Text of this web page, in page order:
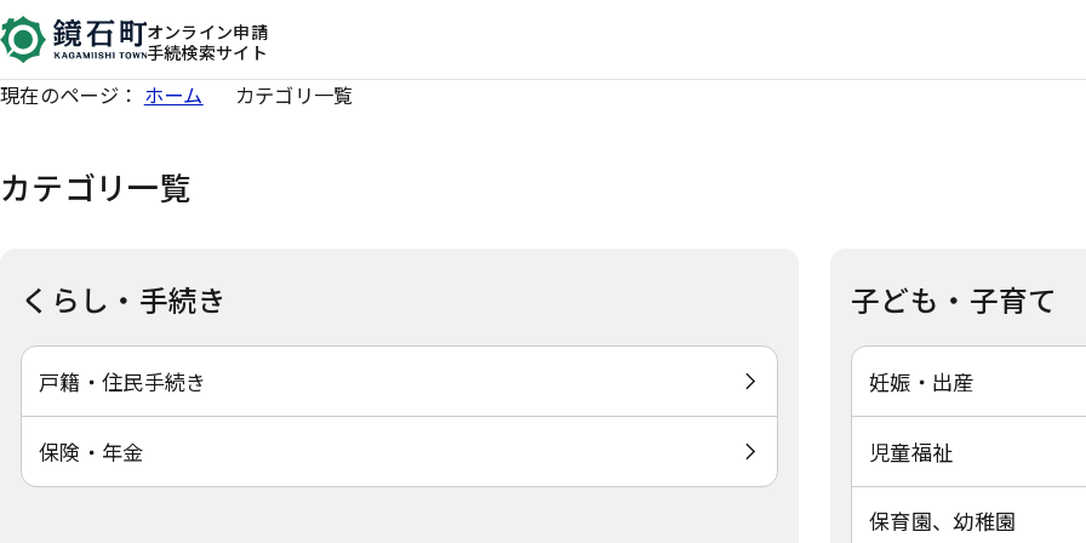
オンライン申請
手続検索サイト
現在のページ： ホーム カテゴリ一覧
カテゴリ一覧
くらし・手続き
戸籍・住民手続き
保険・年金
子ども・子育て
妊娠・出産
児童福祉
保育園、幼稚園